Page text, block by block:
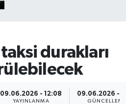
durakları
09.06.2026 - 12:08
YAYINLANMA
09.06.2026 -